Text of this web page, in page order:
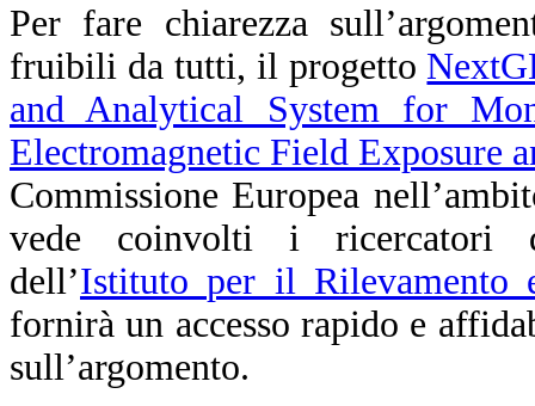
Per fare chiarezza
fruibili da tutti, il progetto
and Analytical System for
Electromagnetic Field Exposure
Commissione Europea
vede coinvolti i
dell’Istituto per il Rilevamento
fornirà un accesso rapido e
sull’argomento.